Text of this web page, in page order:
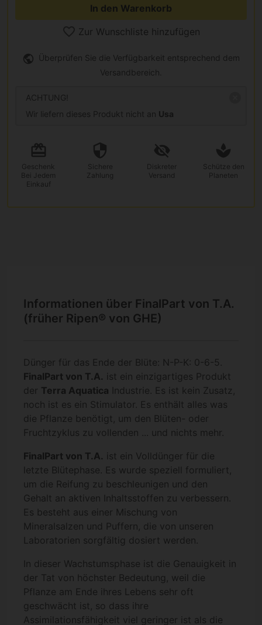
In den Warenkorb
Zur Wunschliste hinzufügen
Überprüfen Sie die Verfügbarkeit entsprechend dem
Versandbereich.
ACHTUNG!
Wir liefern dieses Produkt nicht an Usa
Geschenk
Bei Jedem
Einkauf
Sichere
Zahlung
Diskreter
Versand
Schütze den
Planeten
Informationen über FinalPart von T.A.
(früher Ripen® von GHE)
Dünger für das Ende der Blüte: N-P-K: 0-6-5.
FinalPart von T.A. ist ein einzigartiges Produkt
der Terra Aquatica Industrie. Es ist kein Zusatz,
noch ist es ein Stimulator. Es enthält alles was
die Pflanze benötigt, um den Blüten- oder
Fruchtzyklus zu vollenden ... und nichts mehr.
FinalPart von T.A. ist ein Volldünger für die
letzte Blütephase. Es wurde speziell formuliert,
um die Reifung zu beschleunigen und den
Gehalt an aktiven Inhaltsstoffen zu verbessern.
Es besteht aus einer Mischung von
Mineralsalzen und Puffern, die von unseren
Laboratorien sorgfältig dosiert werden.
In dieser Wachstumsphase ist die Genauigkeit in
der Tat von höchster Bedeutung, weil die
Pflanze am Ende ihres Lebens sehr oft
geschwächt ist, so dass ihre
Assimilationsfähigkeit viel geringer ist als die